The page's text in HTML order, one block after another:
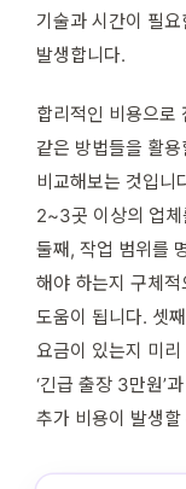
기술과 시간이 필
발생합니다.
합리적인 비용으로
같은 방법들을 활
비교해보는 것입니
2~3곳 이상의 업체
둘째, 작업 범위를
해야 하는지 구체
도움이 됩니다. 셋
요금이 있는지 미
‘긴급 출장 3만원’
추가 비용이 발생